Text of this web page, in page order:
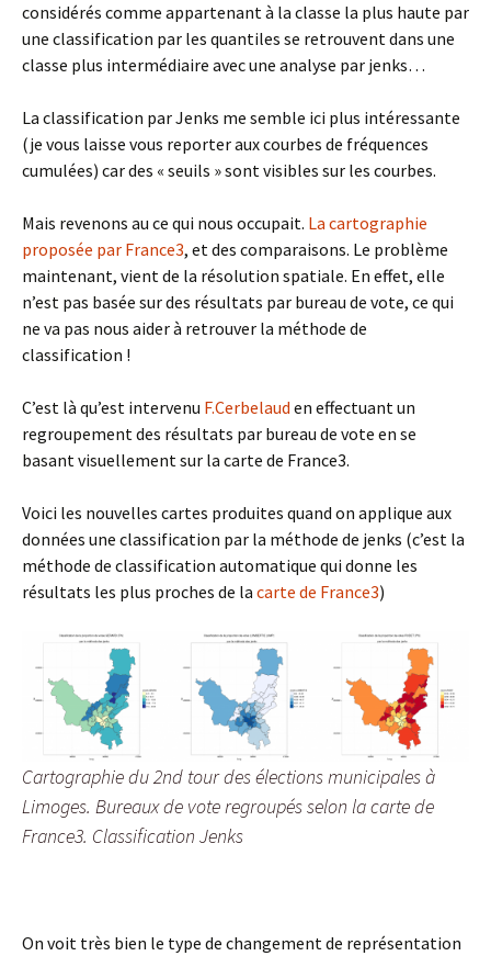
considérés comme appartenant à la classe la plus haute par
une classification par les quantiles se retrouvent dans une
classe plus intermédiaire avec une analyse par jenks…
La classification par Jenks me semble ici plus intéressante
(je vous laisse vous reporter aux courbes de fréquences
cumulées) car des « seuils » sont visibles sur les courbes.
Mais revenons au ce qui nous occupait. La cartographie
proposée par France3, et des comparaisons. Le problème
maintenant, vient de la résolution spatiale. En effet, elle
n’est pas basée sur des résultats par bureau de vote, ce qui
ne va pas nous aider à retrouver la méthode de
classification !
C’est là qu’est intervenu F.Cerbelaud en effectuant un
regroupement des résultats par bureau de vote en se
basant visuellement sur la carte de France3.
Voici les nouvelles cartes produites quand on applique aux
données une classification par la méthode de jenks (c’est la
méthode de classification automatique qui donne les
résultats les plus proches de la carte de France3)
Cartographie du 2nd tour des élections municipales à
Limoges. Bureaux de vote regroupés selon la carte de
France3. Classification Jenks
On voit très bien le type de changement de représentation